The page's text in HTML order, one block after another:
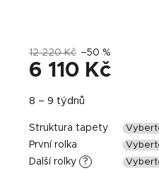
12 220 Kč –50 %
6 110 Kč
cena:
8 – 9 týdnů
Struktura tapety
První rolka
Další rolky
?